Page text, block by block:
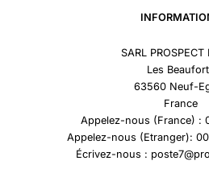
SARL PROSPECT
Les
63560 Neuf-
France
Appelez-nous (France) :
Appelez-nous (Etranger):
Écrivez-nous :